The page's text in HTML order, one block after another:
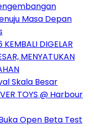
Masa Depan
DIGELAR
MENYATUKAN
Skala Besar
TOYS @ Harbour
Open Beta Test